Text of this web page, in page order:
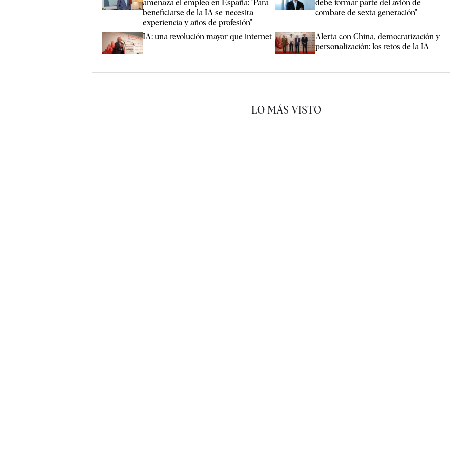
amenaza el empleo en España: "Para
beneficiarse de la IA se necesita
experiencia y años de profesión"
debe formar parte del avión de
combate de sexta generación"
IA: una revolución mayor que internet
Alerta con China, democratización y
personalización: los retos de la IA
LO MÁS VISTO